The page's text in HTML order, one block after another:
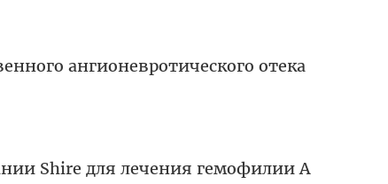
ангионевротического отека
Shire для лечения гемофилии А